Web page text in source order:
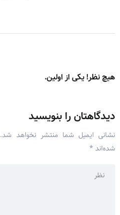
هیچ نظر! یکی از اولین.
دیدگاهتان را بنویسید
نشانی ایمیل شما منتشر نخواهد شد.
شده‌اند *